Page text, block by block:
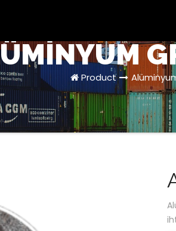
Product